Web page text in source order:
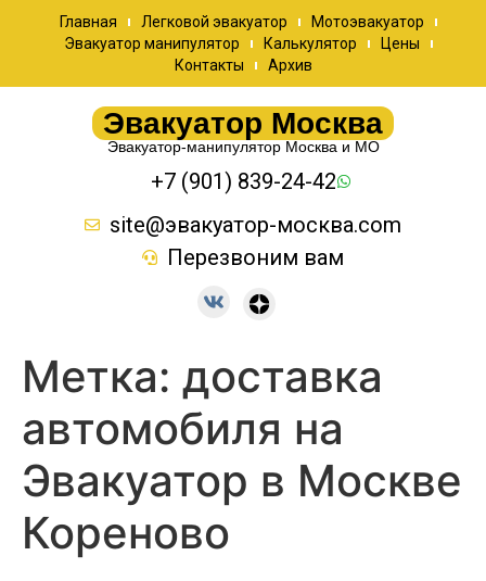
Главная Легковой эвакуатор
Мотоэвакуатор
Эвакуатор манипулятор
Калькулятор
Цены
Контакты
Архив
Эвакуатор Москва
Эвакуатор-манипулятор Москва и МО
+7 (901) 839-24-42
site@эвакуатор-москва.com
Перезвоним вам
Метка: доставка
автомобиля на
Эвакуатор в Москве
Кореново